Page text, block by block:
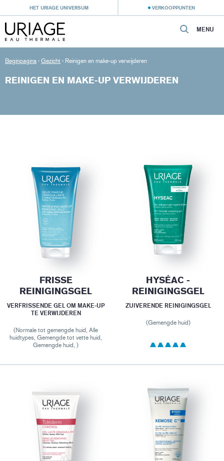
HET URIAGE UNIVERSUM VERKOOPPUNTEN
MENU
Beginpagina › Gezicht › Reinigen en make-up verwijderen
REINIGEN EN MAKE-UP VERWIJDEREN
FRISSE
REINIGINGSGEL
VERFRISSENDE GEL OM MAKE-UP
TE VERWIJDEREN
(Normale tot gemengde huid, Alle
huidtypes, Gemengde tot vette huid,
Gemengde huid, )
HYSÉAC -
REINIGINGSGEL
ZUIVERENDE REINIGINGSGEL
(Gemengde huid)